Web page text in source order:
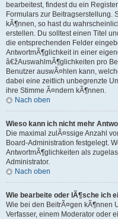
bearbeitest, findest du ein
Formulars zur Beitragserstellung.
kÃ¶nnen, so hast du
erstellen. Du solltest einen Titel
die entsprechenden Felder
AntwortmÃ¶glichkeit in einer
â€žAuswahlmÃ¶glichkeiten pro
Benutzer auswÃ¤hlen kann,
dabei eine zeitlich unbegrenzte
ihre Stimme Ã¤ndern kÃ¶nnen.
Nach oben
Wieso kann ich nicht mehr
Die maximal zulÃ¤ssige Anzahl
Board-Administration festgelegt.
AntwortmÃ¶glichkeiten als
Administrator.
Nach oben
Wie bearbeite oder lÃ¶sche ich
Wie bei den BeitrÃ¤gen kÃ¶nnen
Verfasser, einem Moderator oder